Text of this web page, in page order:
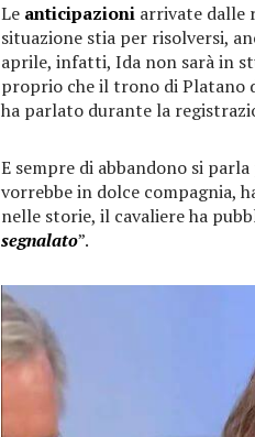
Le anticipazioni arrivate dalle
situazione stia per risolversi,
aprile, infatti, Ida non sarà in
proprio che il trono di Platano
ha parlato durante la
E sempre di abbandono si
vorrebbe in dolce compagnia,
nelle storie, il cavaliere ha
segnalato”.